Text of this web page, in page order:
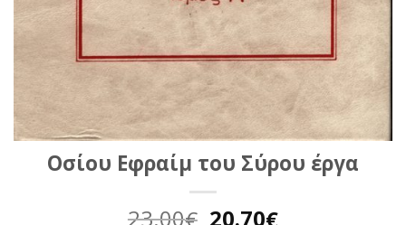
Οσίου Εφραίμ του Σύρου έργα
23.00 Original
20.70 Η